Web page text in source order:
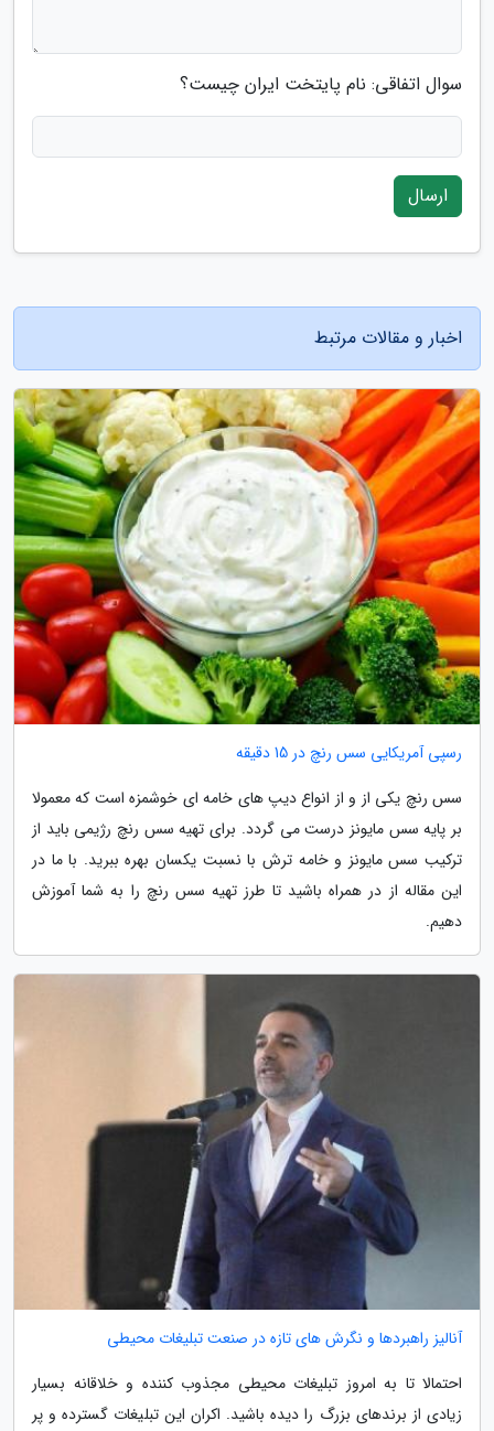
سوال اتفاقی: نام پایتخت ایران چیست؟
ارسال
اخبار و مقالات مرتبط
رسپی آمریکایی سس رنچ در 15 دقیقه
سس رنچ یکی از و از انواع دیپ های خامه ای خوشمزه است که معمولا
بر پایه سس مایونز درست می گردد. برای تهیه سس رنچ رژیمی باید از
ترکیب سس مایونز و خامه ترش با نسبت یکسان بهره ببرید. با ما در
این مقاله از در همراه باشید تا طرز تهیه سس رنچ را به شما آموزش
دهیم.
آنالیز راهبردها و نگرش های تازه در صنعت تبلیغات محیطی
احتمالا تا به امروز تبلیغات محیطی مجذوب کننده و خلاقانه بسیار
زیادی از برندهای بزرگ را دیده باشید. اکران این تبلیغات گسترده و پر